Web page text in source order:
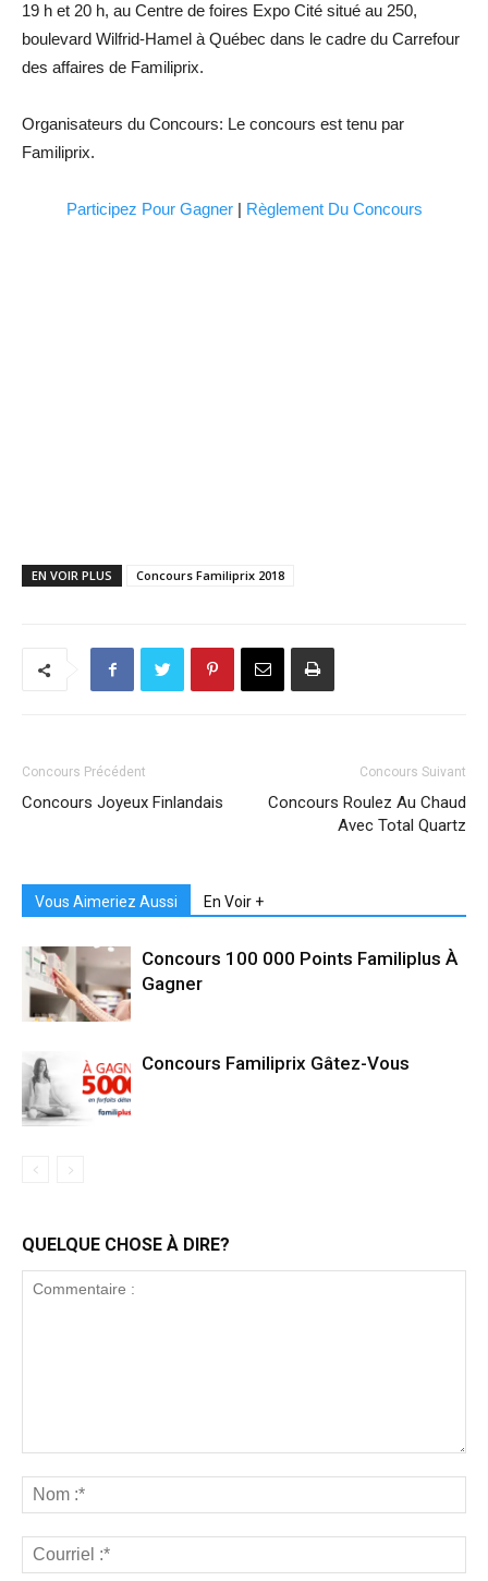
19 h et 20 h, au Centre de foires Expo Cité situé au 250,
boulevard Wilfrid-Hamel à Québec dans le cadre du Carrefour
des affaires de Familiprix.
Organisateurs du Concours: Le concours est tenu par
Familiprix.
Participez Pour Gagner| Règlement Du Concours
EN VOIR PLUS Concours Familiprix 2018
Concours Précédent
Concours Joyeux Finlandais
Concours Suivant
Concours Roulez Au Chaud
Avec Total Quartz
Vous Aimeriez Aussi En Voir +
Concours 100 000 Points Familiplus À
Gagner
Concours Familiprix Gâtez-Vous
QUELQUE CHOSE À DIRE?